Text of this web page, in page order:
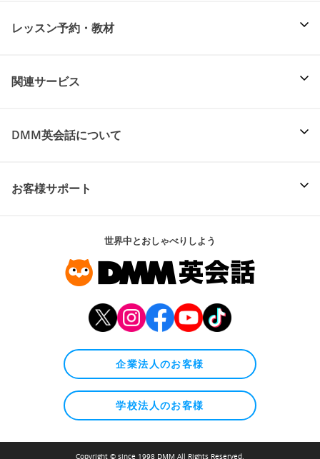
レッスン予約・教材
関連サービス
DMM英会話について
お客様サポート
世界中とおしゃべりしよう
企業法人のお客様
学校法人のお客様
Copyright © since 1998 DMM All Rights Reserved.